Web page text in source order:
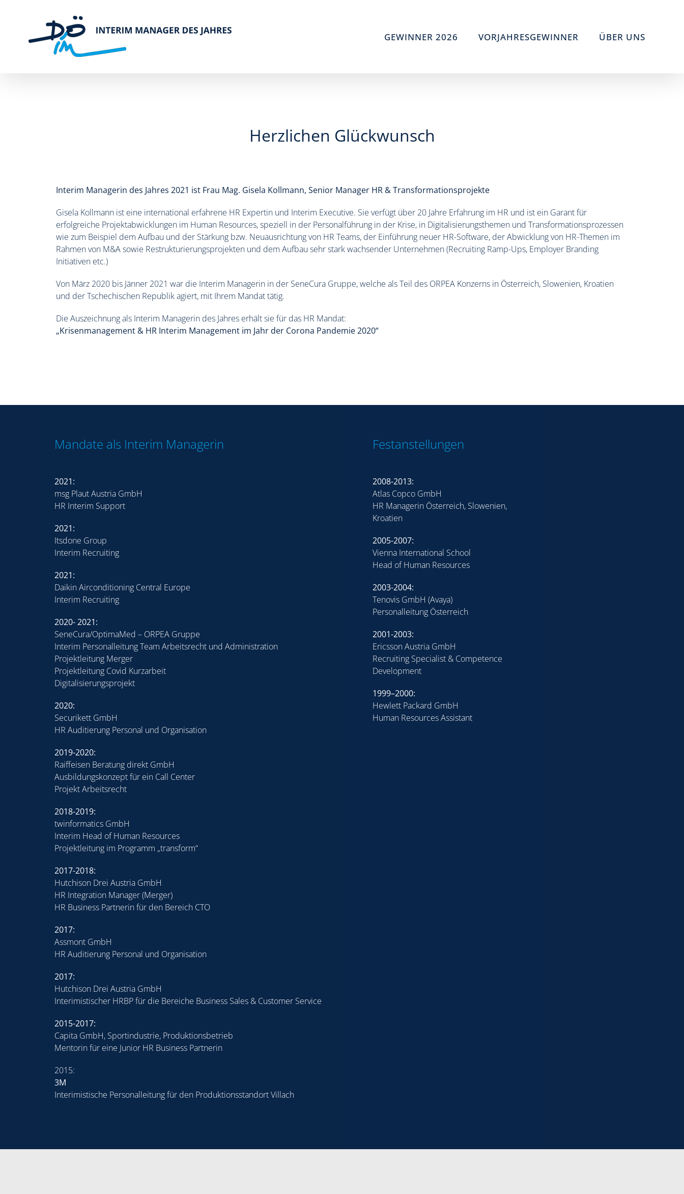
GEWINNER 2026 VORJAHRESGEWINNER ÜBER UNS
Herzlichen Glückwunsch
Interim Managerin des Jahres 2021 ist Frau Mag. Gisela Kollmann, Senior Manager HR & Transformationsprojekte
Gisela Kollmann ist eine international erfahrene HR Expertin und Interim Executive. Sie verfügt über 20 Jahre Erfahrung im HR und ist ein Garant für
erfolgreiche Projektabwicklungen im Human Resources, speziell in der Personalführung in der Krise, in Digitalisierungsthemen und Transformationsprozessen
wie zum Beispiel dem Aufbau und der Stärkung bzw. Neuausrichtung von HR Teams, der Einführung neuer HR-Software, der Abwicklung von HR-Themen im
Rahmen von M&A sowie Restrukturierungsprojekten und dem Aufbau sehr stark wachsender Unternehmen (Recruiting Ramp-Ups, Employer Branding
Initiativen etc.)
Von März 2020 bis Jänner 2021 war die Interim Managerin in der SeneCura Gruppe, welche als Teil des ORPEA Konzerns in Österreich, Slowenien, Kroatien
und der Tschechischen Republik agiert, mit Ihrem Mandat tätig.
Die Auszeichnung als Interim Managerin des Jahres erhält sie für das HR Mandat:
„Krisenmanagement & HR Interim Management im Jahr der Corona Pandemie 2020“
Mandate als Interim Managerin
2021:
msg Plaut Austria GmbH
HR Interim Support
2021:
Itsdone Group
Interim Recruiting
2021:
Daikin Airconditioning Central Europe
Interim Recruiting
2020- 2021:
SeneCura/OptimaMed – ORPEA Gruppe
Interim Personalleitung Team Arbeitsrecht und Administration
Projektleitung Merger
Projektleitung Covid Kurzarbeit
Digitalisierungsprojekt
2020:
Securikett GmbH
HR Auditierung Personal und Organisation
2019-2020:
Raiffeisen Beratung direkt GmbH
Ausbildungskonzept für ein Call Center
Projekt Arbeitsrecht
2018-2019:
twinformatics GmbH
Interim Head of Human Resources
Projektleitung im Programm „transform“
2017-2018:
Hutchison Drei Austria GmbH
HR Integration Manager (Merger)
HR Business Partnerin für den Bereich CTO
2017:
Assmont GmbH
HR Auditierung Personal und Organisation
2017:
Hutchison Drei Austria GmbH
Interimistischer HRBP für die Bereiche Business Sales & Customer Service
2015-2017:
Capita GmbH, Sportindustrie, Produktionsbetrieb
Mentorin für eine Junior HR Business Partnerin
2015:
3M
Interimistische Personalleitung für den Produktionsstandort Villach
Festanstellungen
2008-2013:
Atlas Copco GmbH
HR Managerin Österreich, Slowenien,
Kroatien
2005-2007:
Vienna International School
Head of Human Resources
2003-2004:
Tenovis GmbH (Avaya)
Personalleitung Österreich
2001-2003:
Ericsson Austria GmbH
Recruiting Specialist & Competence
Development
1999–2000:
Hewlett Packard GmbH
Human Resources Assistant